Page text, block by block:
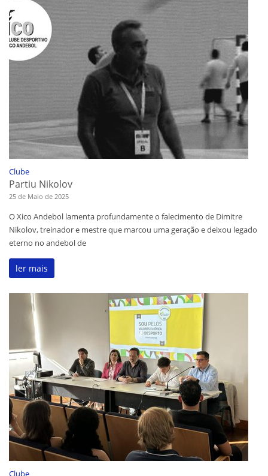
Clube
Partiu Nikolov
25 de Maio de 2025
O Xico Andebol lamenta profundamente o falecimento de Dimitre
Nikolov, treinador e mestre que marcou uma geração e deixou legado
eterno no andebol de
ler mais
Clube